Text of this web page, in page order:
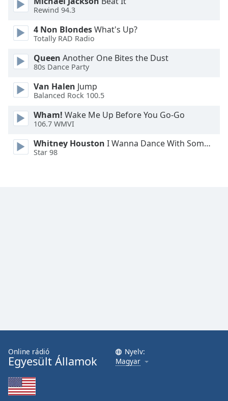
Size
Text
Edge
Style
Font
Rewind 94.3
4 Non BlondesWhat's Up?
Totally RAD Radio
Queen Another One Bites the Dust
80s Dance Party
Van Halen Jump
Balanced Rock 100.5
Wham! Wake Me Up Before You Go-Go
106.7 WMVI
Whitney Houston I Wanna Dance With Somebody
Star 98
Online rádió
Egyesült Államok
Nyelv:
Magyar